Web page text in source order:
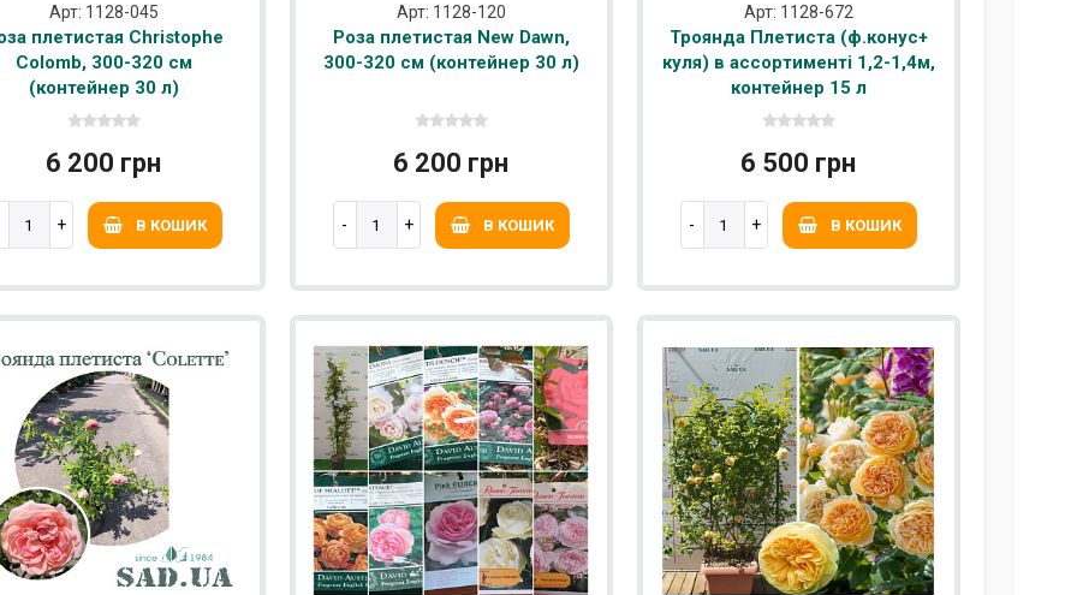
Арт: 1128-045
плетистая Christophe
Colomb, 300-320 см
(контейнер 30 л)
6 200 грн
В КОШИК
Арт: 1128-120
Роза плетистая New Dawn,
300-320 см (контейнер 30 л)
6 200 грн
В КОШИК
Арт: 1128-672
Троянда Плетиста (ф.конус+
куля) в ассортименті 1,2-1,4м,
контейнер 15 л
6 500 грн
В КОШИК